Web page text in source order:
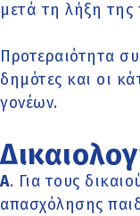
μετά τη λήξη της
Προτεραιότητα
δημότες και οι
γονέων.
Α. Για τους
απασχόλησης